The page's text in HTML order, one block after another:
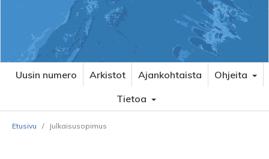
Uusin numero Arkistot Ajankohtaista
Ohjeita
Tietoa
Etusivu / Julkaisusopimus